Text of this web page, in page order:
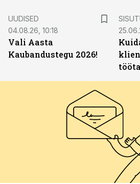
UUDISED
04.08.26, 10:18
Vali Aasta
Kaubandustegu 2026!